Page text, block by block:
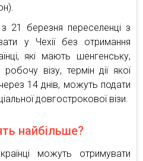
з 21 березня переселенці з
у Чехії без отримання
які мають шенгенську,
візу, термін дії якої
14 днів, можуть подати
довгострокової візи.
найбільше?
можуть отримувати